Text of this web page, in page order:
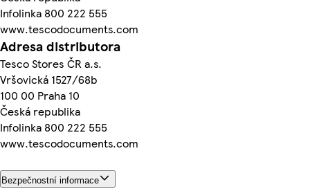
Infolinka 800 222 555
www.tescodocuments.com
Adresa distributora
Tesco Stores ČR a.s.
Vršovická 1527/68b
100 00 Praha 10
Česká republika
Infolinka 800 222 555
www.tescodocuments.com
Bezpečnostní informace